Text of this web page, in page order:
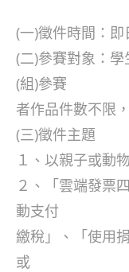
(一)徵件時間：
(二)參賽對象：
(組)參賽
者作品件數不限
(三)徵件主題
１、以親子或動
２、「雲端發票
動支付
繳稅」、「使用
或